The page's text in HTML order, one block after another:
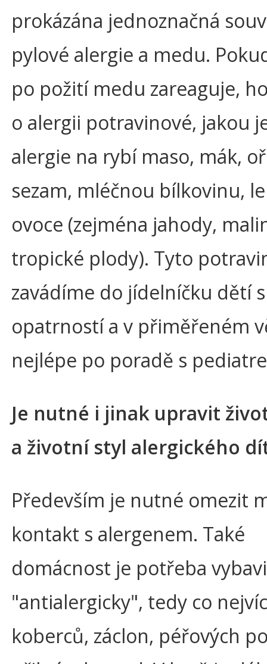
prokázána jednoznačná
pylové alergie a medu.
po požití medu zareaguje,
o alergii potravinové, jakou
alergie na rybí maso, mák,
sezam, mléčnou bílkovinu,
ovoce (zejména jahody,
tropické plody). Tyto
zavádíme do jídelníčku dětí
opatrností a v přiměřeném
nejlépe po poradě s
Je nutné i jinak upravit
a životní styl alergického
Především je nutné omezit
kontakt s alergenem. Také
domácnost je potřeba
"antialergicky", tedy co
koberců, záclon, péřových